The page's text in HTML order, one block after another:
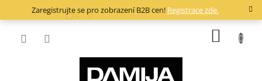
Zaregistrujte se pro zobrazení B2B cen! Registrace zde.
CZK